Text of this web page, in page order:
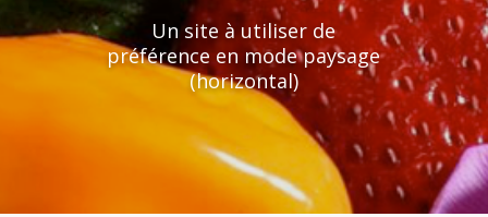
Un site à utiliser de
préférence en mode paysage
(horizontal)